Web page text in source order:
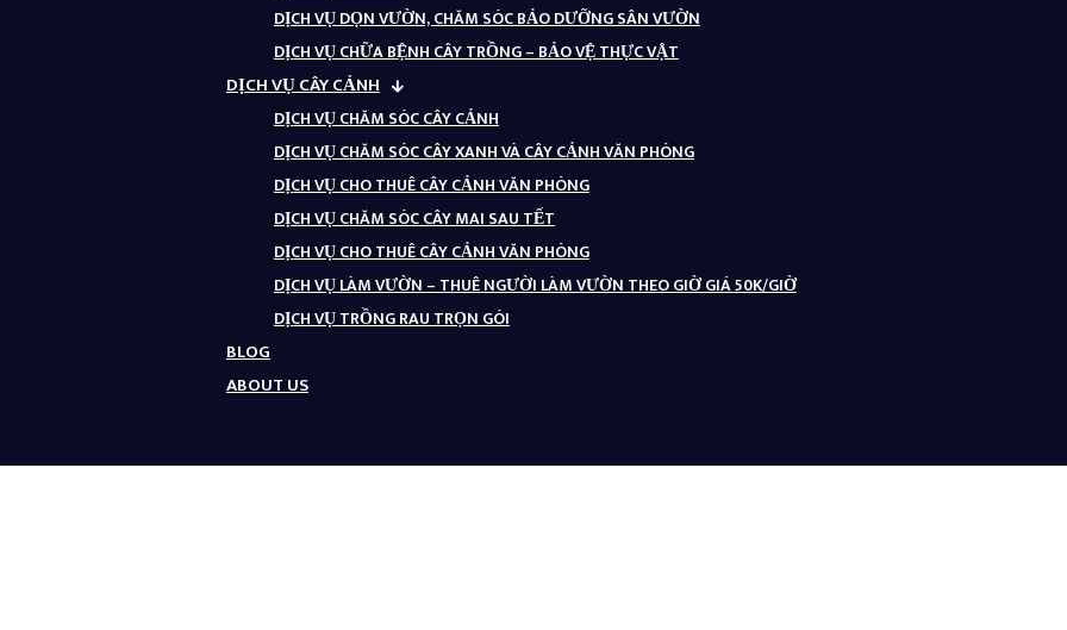
DỊCH VỤ DỌN VƯỜN, CHĂM SÓC BẢO DƯỠNG SÂN VƯỜN
DỊCH VỤ CHỮA BỆNH CÂY TRỒNG – BẢO VỆ THỰC VẬT
DỊCH VỤ CÂY CẢNH
DỊCH VỤ CHĂM SÓC CÂY CẢNH
DỊCH VỤ CHĂM SÓC CÂY XANH VÀ CÂY CẢNH VĂN PHÒNG
DỊCH VỤ CHO THUÊ CÂY CẢNH VĂN PHÒNG
DỊCH VỤ CHĂM SÓC CÂY MAI SAU TẾT
DỊCH VỤ CHO THUÊ CÂY CẢNH VĂN PHÒNG
DỊCH VỤ LÀM VƯỜN – THUÊ NGƯỜI LÀM VƯỜN THEO GIỜ GIÁ 50K/GIỜ
DỊCH VỤ TRỒNG RAU TRỌN GÓI
BLOG
ABOUT US